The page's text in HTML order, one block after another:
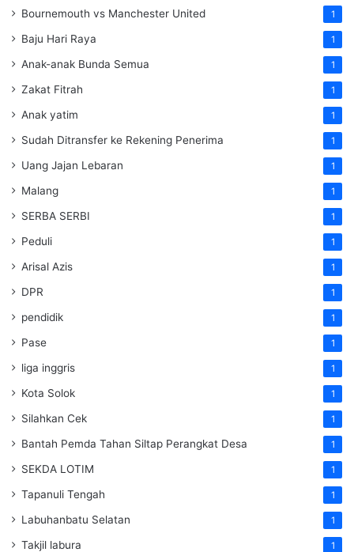
Bournemouth vs Manchester United 1
Baju Hari Raya 1
Anak-anak Bunda Semua 1
Zakat Fitrah 1
Anak yatim 1
Sudah Ditransfer ke Rekening Penerima 1
Uang Jajan Lebaran 1
Malang 1
SERBA SERBI 1
Peduli 1
Arisal Azis 1
DPR 1
pendidik 1
Pase 1
liga inggris 1
Kota Solok 1
Silahkan Cek 1
Bantah Pemda Tahan Siltap Perangkat Desa 1
SEKDA LOTIM 1
Tapanuli Tengah 1
Labuhanbatu Selatan 1
Takjil labura 1